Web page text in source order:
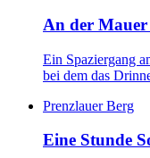
An der Mauer
Ein Spaziergang
bei dem das
Prenzlauer Berg
Eine Stunde